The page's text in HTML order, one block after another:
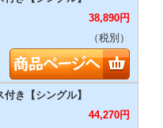
38,890円
（税別）
44,270円